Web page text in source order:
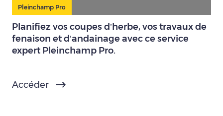
Pleinchamp Pro
Planifiez vos coupes d’herbe, vos travaux de
fenaison et d’andainage avec ce service
expert Pleinchamp Pro.
Accéder